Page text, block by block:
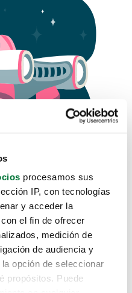
procesamos sus
IP, con tecnologías
y acceder la
el fin de ofrecer
medición de
de audiencia y
opción de seleccionar
propósitos. Puede
como
aquí.
que estás
enlaces: